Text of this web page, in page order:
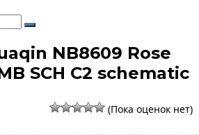
NB8609 Rose
SCH C2 schematic
(Пока оценок нет)